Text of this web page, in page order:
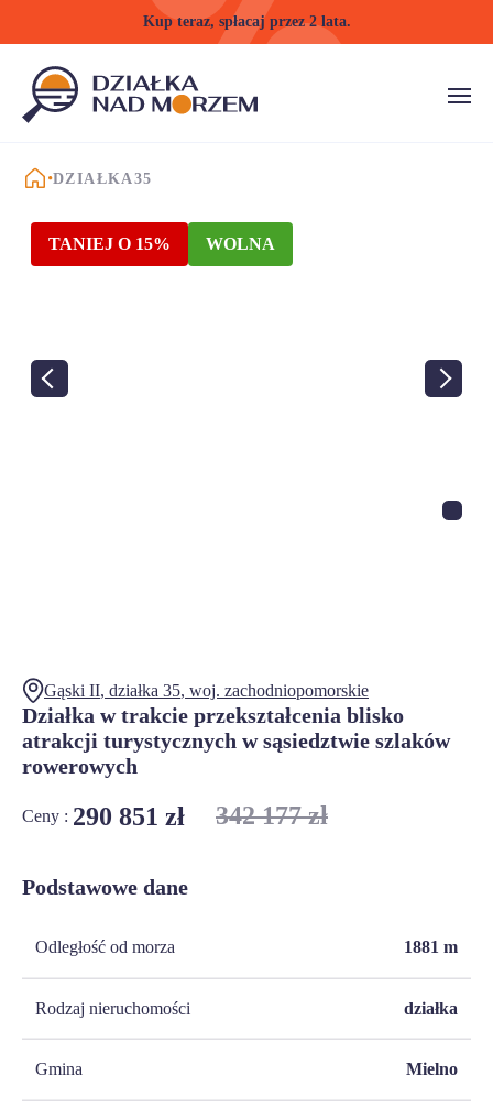
Kup teraz, spłacaj przez 2 lata.
STRONA GŁÓWNA
DZIAŁKA35
TANIEJ O 15% WOLNA
Gąski II, działka 35, woj. zachodniopomorskie
Działka w trakcie przekształcenia blisko
atrakcji turystycznych w sąsiedztwie szlaków
rowerowych
Ceny : 290 851 zł 342 177 zł
Podstawowe dane
Odległość od morza 1881 m
Rodzaj nieruchomości działka
Gmina Mielno